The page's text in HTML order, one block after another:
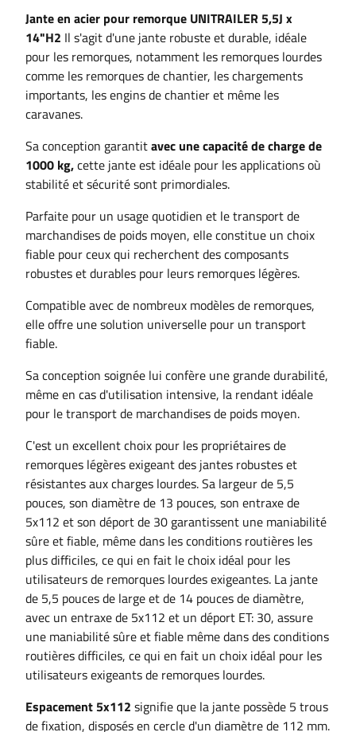
Jante en acier pour remorque UNITRAILER 5,5J x
14"H2 Il s'agit d'une jante robuste et durable, idéale
pour les remorques, notamment les remorques lourdes
comme les remorques de chantier, les chargements
importants, les engins de chantier et même les
caravanes.
Sa conception garantitavec une capacité de charge de
1000 kg,cette jante est idéale pour les applications où
stabilité et sécurité sont primordiales.
Parfaite pour un usage quotidien et le transport de
marchandises de poids moyen, elle constitue un choix
fiable pour ceux qui recherchent des composants
robustes et durables pour leurs remorques légères.
Compatible avec de nombreux modèles de remorques,
elle offre une solution universelle pour un transport
fiable.
Sa conception soignée lui confère une grande durabilité,
même en cas d'utilisation intensive, la rendant idéale
pour le transport de marchandises de poids moyen.
C'est un excellent choix pour les propriétaires de
remorques légères exigeant des jantes robustes et
résistantes aux charges lourdes. Sa largeur de 5,5
pouces, son diamètre de 13 pouces, son entraxe de
5x112 et son déport de 30 garantissent une maniabilité
sûre et fiable, même dans les conditions routières les
plus difficiles, ce qui en fait le choix idéal pour les
utilisateurs de remorques lourdes exigeantes. La jante
de 5,5 pouces de large et de 14 pouces de diamètre,
avec un entraxe de 5x112 et un déport ET: 30, assure
une maniabilité sûre et fiable même dans des conditions
routières difficiles, ce qui en fait un choix idéal pour les
utilisateurs exigeants de remorques lourdes.
Espacement 5x112 signifie que la jante possède 5 trous
de fixation, disposés en cercle d'un diamètre de 112 mm.